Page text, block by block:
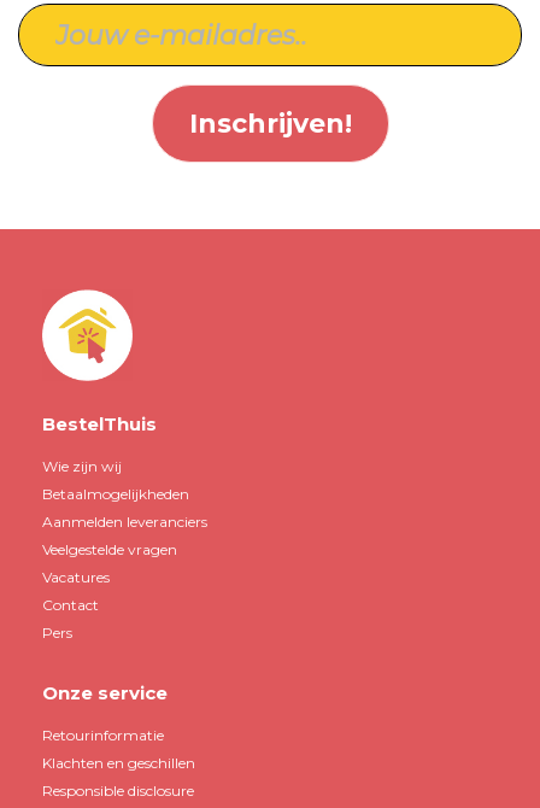
Inschrijven!
BestelThuis
Wie zijn wij
Betaalmogelijkheden
Aanmelden leveranciers
Veelgestelde vragen
Vacatures
Contact
Pers
Onze service
Retourinformatie
Klachten en geschillen
Responsible disclosure